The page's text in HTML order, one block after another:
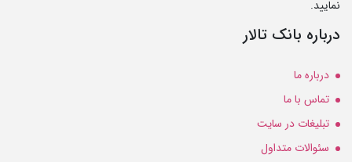
نمایید.
درباره بانک تالار
درباره ما
تماس با ما
تبلیغات در سایت
سئوالات متداول